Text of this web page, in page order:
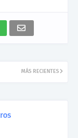
MÁS RECIENTES